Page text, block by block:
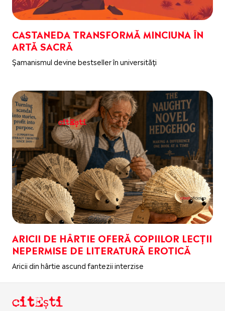
CASTANEDA TRANSFORMĂ MINCIUNA ÎN
ARTĂ SACRĂ
Șamanismul devine bestseller în universități
ARICII DE HÂRTIE OFERĂ COPIILOR LECȚII
NEPERMISE DE LITERATURĂ EROTICĂ
Aricii din hârtie ascund fantezii interzise
citEști